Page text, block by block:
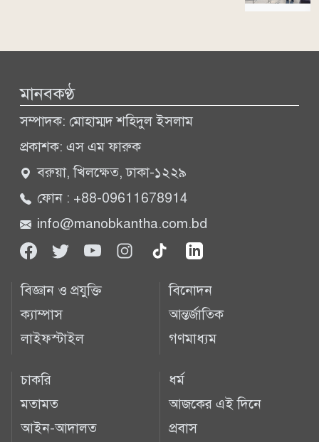
মানবকণ্ঠ
সম্পাদক: মোহাম্মদ শহিদুল ইসলাম
প্রকাশক: এস এম ফারুক
বরুয়া, খিলক্ষেত, ঢাকা-১২২৯
ফোন : +88-09611678914
info@manobkantha.com.bd
বিজ্ঞান ও প্রযুক্তি
ক্যাম্পাস
লাইফস্টাইল
বিনোদন
আন্তর্জাতিক
গণমাধ্যম
চাকরি
মতামত
আইন-আদালত
ধর্ম
আজকের এই দিনে
প্রবাস